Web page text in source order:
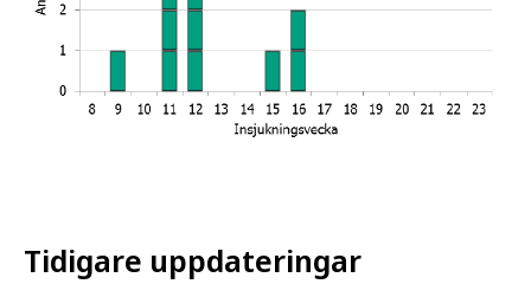
Tidigare uppdateringar